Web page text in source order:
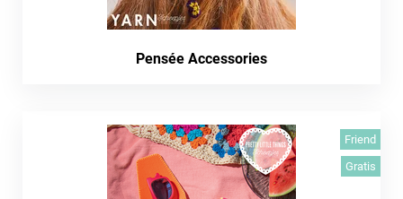
Pensée Accessories
Friend
Gratis